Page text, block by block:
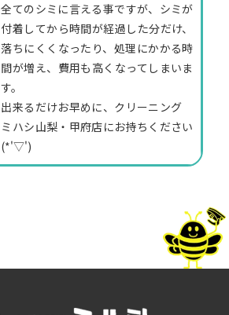
全てのシミに言える事ですが、シミが
付着してから時間が経過した分だけ、
落ちにくくなったり、処理にかかる時
間が増え、費用も高くなってしまいま
す。
出来るだけお早めに、クリーニング
ミハシ山梨・甲府店にお持ちください
(*'▽')